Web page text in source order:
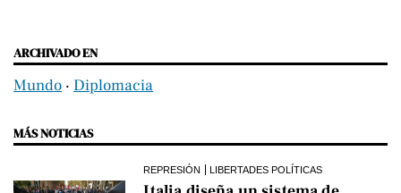
ARCHIVADO EN
Mundo ‧ Diplomacia
MÁS NOTICIAS
REPRESIÓN LIBERTADES POLÍTICAS